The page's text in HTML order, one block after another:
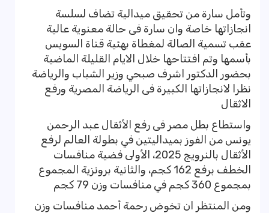
وتأمل سارة من تحقيق ميدالية تضاف لسلسة
انجازاتها خاصة وان سارة فى حالة معنوية عالية
عقب تسمية الصالة لمغطاة بهئية قناة السويس
بأسمها وتم افتتاحها خلال الايام القليلة الماضية
بحضور الدكتور اشرف صبحي وزير الشباب والرياضة
نظرا لانجازاتها الكبيرة فى الرياضة المصرية ورفع
الاثقال
واستطاع بطل مصر فى رفع الأثقال عبد الرحمن
يونس من الفوز بميداليتين في بطولة العالم لرفع
الأثقال بالنرويج 2025، الأولى فضية منافسات
الخطف برفع 162 كجم، والثانية برونزية المجموع
بمجموع 360 كجم في منافسات وزن 79 كجم
ومن المنتظر ان تخوض رحمة أحمد منافسات وزن